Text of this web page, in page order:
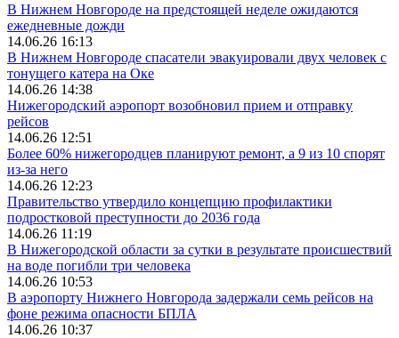
В Нижнем Новгороде на предстоящей неделе ожидаются
ежедневные дожди
14.06.26 16:13
В Нижнем Новгороде спасатели эвакуировали двух человек с
тонущего катера на Оке
14.06.26 14:38
Нижегородский аэропорт возобновил прием и отправку
рейсов
14.06.26 12:51
Более 60% нижегородцев планируют ремонт, а 9 из 10 спорят
из-за него
14.06.26 12:23
Правительство утвердило концепцию профилактики
подростковой преступности до 2036 года
14.06.26 11:19
В Нижегородской области за сутки в результате происшествий
на воде погибли три человека
14.06.26 10:53
В аэропорту Нижнего Новгорода задержали семь рейсов на
фоне режима опасности БПЛА
14.06.26 10:37